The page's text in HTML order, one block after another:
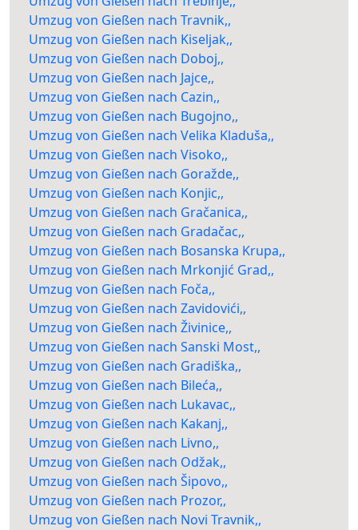
Umzug von Gießen nach Travnik,,
Umzug von Gießen nach Kiseljak,,
Umzug von Gießen nach Doboj,,
Umzug von Gießen nach Jajce,,
Umzug von Gießen nach Cazin,,
Umzug von Gießen nach Bugojno,,
Umzug von Gießen nach Velika Kladuša,,
Umzug von Gießen nach Visoko,,
Umzug von Gießen nach Goražde,,
Umzug von Gießen nach Konjic,,
Umzug von Gießen nach Gračanica,,
Umzug von Gießen nach Gradačac,,
Umzug von Gießen nach Bosanska Krupa,,
Umzug von Gießen nach Mrkonjić Grad,,
Umzug von Gießen nach Foča,,
Umzug von Gießen nach Zavidovići,,
Umzug von Gießen nach Živinice,,
Umzug von Gießen nach Sanski Most,,
Umzug von Gießen nach Gradiška,,
Umzug von Gießen nach Bileća,,
Umzug von Gießen nach Lukavac,,
Umzug von Gießen nach Kakanj,,
Umzug von Gießen nach Livno,,
Umzug von Gießen nach Odžak,,
Umzug von Gießen nach Šipovo,,
Umzug von Gießen nach Prozor,,
Umzug von Gießen nach Novi Travnik,,